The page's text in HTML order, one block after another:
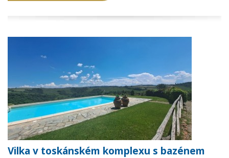
Vilka v toskánském komplexu s bazénem